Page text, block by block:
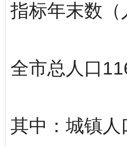
指标年末数
全市总人口
其中：城镇